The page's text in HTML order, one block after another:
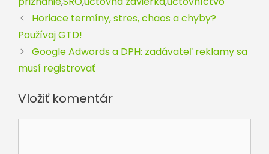
Horiace termíny, stres, chaos a chyby?
Používaj GTD!
Google Adwords a DPH: zadávateľ reklamy sa
musí registrovať
Vložiť komentár